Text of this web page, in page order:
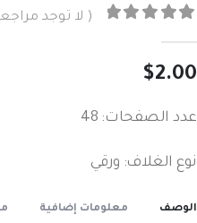
( لا توجد
$2.00
عدد الصفحات: 48
نوع الغلاف: ورقي
الوصف معلومات إضافية